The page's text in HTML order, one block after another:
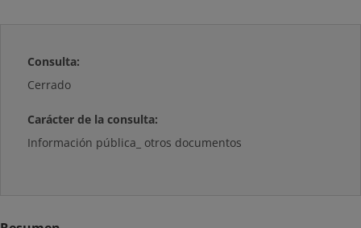
Consulta:
Cerrado
Carácter de la consulta:
Información pública_ otros documentos